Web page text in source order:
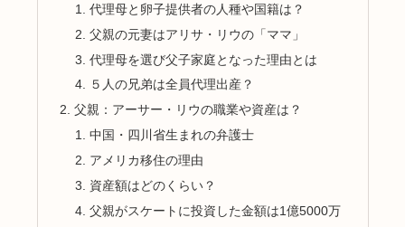
代理母と卵子提供者の人種や国籍は？
父親の元妻はアリサ・リウの「ママ」
代理母を選び父子家庭となった理由とは
５人の兄弟は全員代理出産？
父親：アーサー・リウの職業や資産は？
中国・四川省生まれの弁護士
アメリカ移住の理由
資産額はどのくらい？
父親がスケートに投資した金額は1億5000万